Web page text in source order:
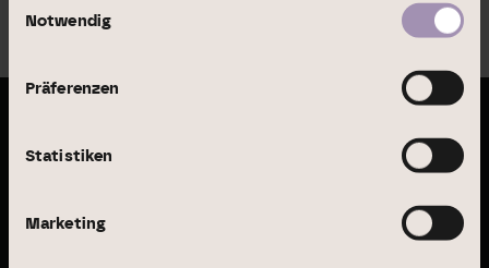
Nutzung der Dienste gesammelt haben.
Notwendig
Präferenzen
Statistiken
MarketingGeschäftsbericht 2024